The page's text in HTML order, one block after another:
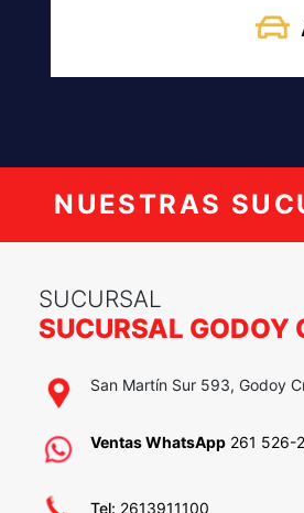
NUESTRAS
SUCURSAL
SUCURSAL GODOY
San Martín Sur 593, Godoy
Ventas WhatsApp261 526-
Tel: 2613911100